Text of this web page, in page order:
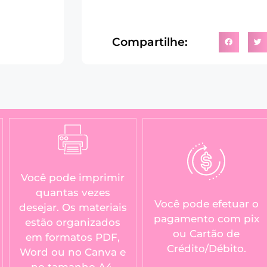
Compartilhe:
Você pode imprimir
quantas vezes
desejar. Os materiais
estão organizados
em formatos PDF,
Word ou no Canva e
Você pode efetuar o
pagamento com pix
ou Cartão de
Crédito/Débito.